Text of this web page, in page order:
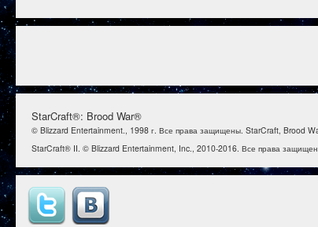
StarCraft®: Brood War®
© Blizzard Entertainment., 1998 г. Все права защищены. StarCraft, Brood
StarCraft® II. © Blizzard Entertainment, Inc., 2010-2016. Все права